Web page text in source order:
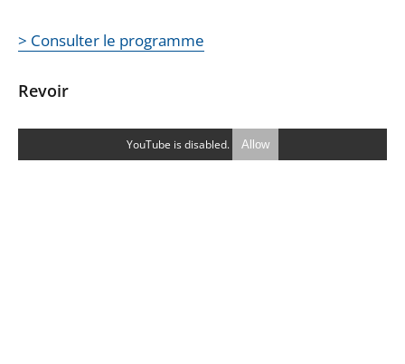
> Consulter le programme
Revoir
YouTube is disabled. Allow